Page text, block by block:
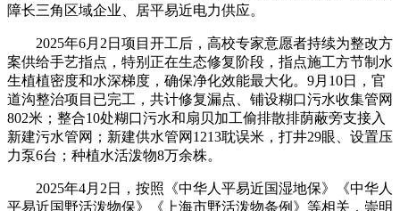
障长三角区域企业、居平易近电力供应。
2025年6月2日项目开工后，高校专家意愿者持续为整改方
案供给手艺指点，特别正在生态修复阶段，指点施工方节制水
生植植密度和水深梯度，确保净化效能最大化。9月10日，官
道沟整治项目已完工，共计修复漏点、铺设糊口污水收集管网
802米；整合10处糊口污水和扇贝加工偷排散排荫蔽旁支接入
新建污水管网；新建供水管网1213耽误米，打井29眼、设置压
力泵6台；种植水活泼物8万余株。
2025年4月2日，按照《中华人平易近国湿地保》《中华人
平易近国野活泼物保》《上海市野活泼物条例》等相关，崇明